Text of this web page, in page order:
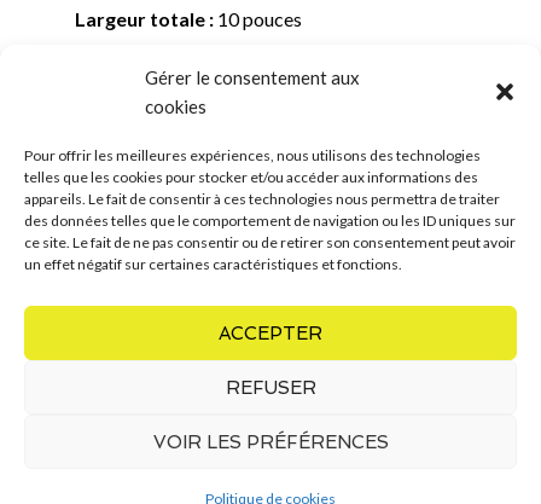
Gérer le consentement aux
cookies
Pour offrir les meilleures expériences, nous utilisons des technologies
telles que les cookies pour stocker et/ou accéder aux informations des
appareils. Le fait de consentir à ces technologies nous permettra de traiter
des données telles que le comportement de navigation ou les ID uniques sur
ce site. Le fait de ne pas consentir ou de retirer son consentement peut avoir
un effet négatif sur certaines caractéristiques et fonctions.
ACCEPTER
REFUSER
VOIR LES PRÉFÉRENCES
Politique de cookies
Largeur totale : 10 pouces
Hauteur boîte : 2,5 pouces
Largeur boîte :
- retour aux urnes -
COPYRIGHT © 2026 · MARIE-JOSÉE ROY